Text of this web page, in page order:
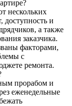
нескольких
доступность и
а также
заказчика.
факторами,
с
ремонта.
прорабом и
еженедельные